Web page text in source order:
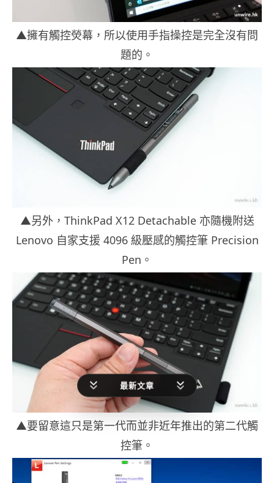
▲擁有觸控熒幕，所以使用手指操控是完全沒有問
題的。
▲另外，ThinkPad X12 Detachable 亦隨機附送
Lenovo 自家支援 4096 級壓感的觸控筆 Precision
Pen。
▲要留意這只是第一代而並非近年推出的第二代觸
控筆。
最新文章